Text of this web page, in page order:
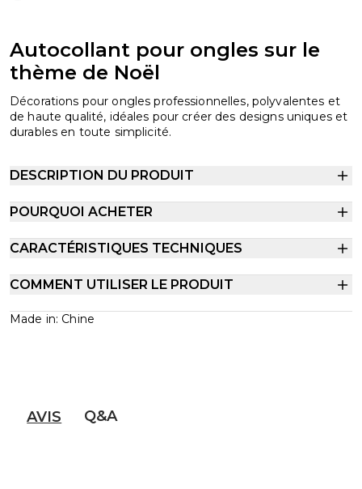
Autocollant pour ongles sur le
thème de Noël
Décorations pour ongles professionnelles, polyvalentes et
de haute qualité, idéales pour créer des designs uniques et
durables en toute simplicité.
DESCRIPTION DU PRODUIT
POURQUOI ACHETER
CARACTÉRISTIQUES TECHNIQUES
COMMENT UTILISER LE PRODUIT
Made in: Chine
AVIS Q&A